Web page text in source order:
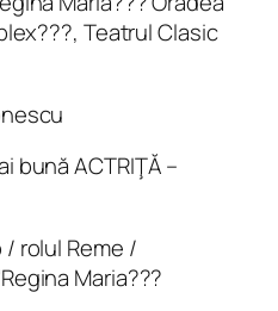
Teatrul Clasic
bună ACTRIŢĂ –
rolul Reme /
Maria???